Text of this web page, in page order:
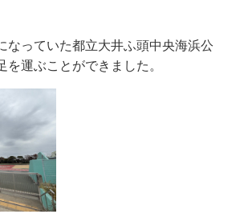
なっていた都立大井ふ頭中央海浜公
を運ぶことができました。